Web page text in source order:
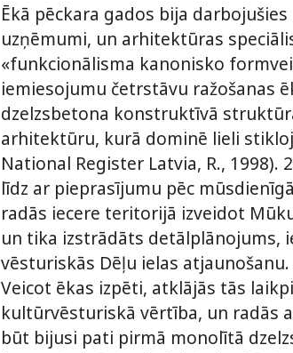
Ēkā pēckara gados bija
uzņēmumi, un arhitektūras
«funkcionālisma kanonisko
iemiesojumu četrstāvu ražošanas
dzelzsbetona konstruktīvā
arhitektūru, kurā dominē lieli
National Register Latvia, R., 1998).
līdz ar pieprasījumu pēc
radās iecere teritorijā izveidot
un tika izstrādāts detālplānojums,
vēsturiskās Dēļu ielas atjaunošanu.
Veicot ēkas izpēti, atklājās tās
kultūrvēsturiskā vērtība, un radās
būt bijusi pati pirmā monolītā